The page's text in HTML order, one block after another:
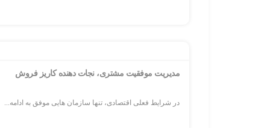
مدیریت موفقیت مشتری، نجات دهنده کاریز فروش
در شرایط فعلی اقتصادی، تنها سازمان هایی موفق به ادامه...